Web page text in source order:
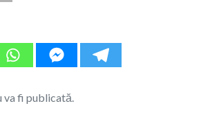
va fi publicată.